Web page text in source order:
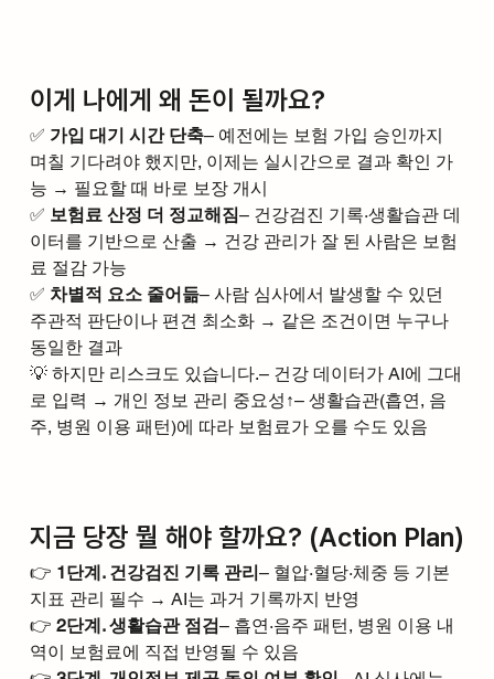
이게 나에게 왜 돈이 될까요?
✅ 가입 대기 시간 단축– 예전에는 보험 가입 승인까지
며칠 기다려야 했지만, 이제는 실시간으로 결과 확인 가
능 → 필요할 때 바로 보장 개시
✅ 보험료 산정 더 정교해짐– 건강검진 기록·생활습관 데
이터를 기반으로 산출 → 건강 관리가 잘 된 사람은 보험
료 절감 가능
✅ 차별적 요소 줄어듦– 사람 심사에서 발생할 수 있던
주관적 판단이나 편견 최소화 → 같은 조건이면 누구나
동일한 결과
💡 하지만 리스크도 있습니다.– 건강 데이터가 AI에 그대
로 입력 → 개인 정보 관리 중요성↑– 생활습관(흡연, 음
주, 병원 이용 패턴)에 따라 보험료가 오를 수도 있음
지금 당장 뭘 해야 할까요? (Action Plan)
👉 1단계. 건강검진 기록 관리 – 혈압·혈당·체중 등 기본
지표 관리 필수 → AI는 과거 기록까지 반영
👉 2단계. 생활습관 점검– 흡연·음주 패턴, 병원 이용 내
역이 보험료에 직접 반영될 수 있음